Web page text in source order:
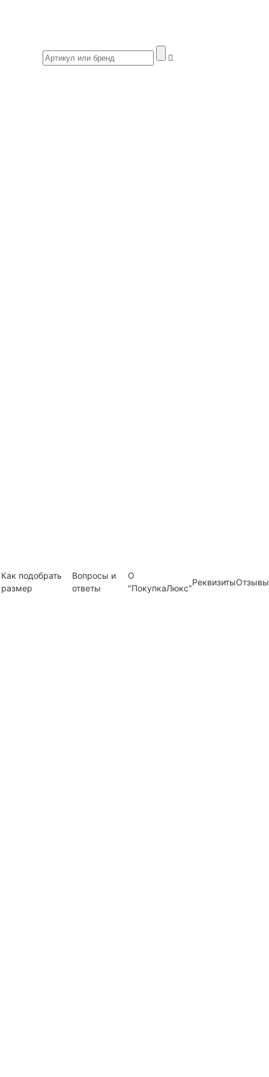
Как подобрать
размер
Вопросы и
ответы
О
"ПокупкаЛюкс"
РеквизитыОтзывы